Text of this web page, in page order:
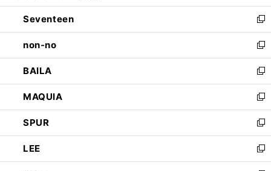
開
く
ウ
で
開
く
ン
ド
ウ
で
開
く
Seventeen
新
し
い
ウ
ィ
ン
ド
ウ
で
開
く
non-no
新
し
い
ウ
ィ
ン
ド
ウ
で
開
BAILA
新
し
い
ウ
ィ
ン
ド
ウ
MAQUIA
新
し
い
ウ
ィ
ン
SPUR
新
し
い
ウ
LEE
新
し